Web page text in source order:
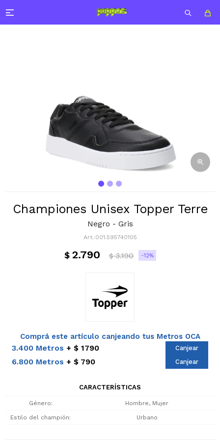

Championes Unisex Topper Terre
Negro - Gris
001.595740105
$ 2.790 $ 3.190 12
Comprá este artículo canjeando tus Metros OCA
3.400 Metros $ 1790 Canjear
6.800 Metros $ 790 Canjear
CARACTERÍSTICAS
Género Hombre, Mujer
Estilo del champión Urbano